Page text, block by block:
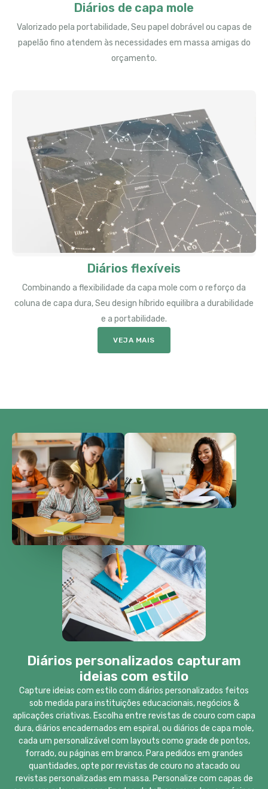
Diários de capa mole
Valorizado pela portabilidade, Seu papel dobrável ou capas de
papelão fino atendem às necessidades em massa amigas do
orçamento.
Diários flexíveis
Combinando a flexibilidade da capa mole com o reforço da
coluna de capa dura, Seu design híbrido equilibra a durabilidade
e a portabilidade.
VEJA MAIS
Diários personalizados capturam
ideias com estilo
Capture ideias com estilo com diários personalizados feitos
sob medida para instituições educacionais, negócios &
aplicações criativas. Escolha entre revistas de couro com capa
dura, diários encadernados em espiral, ou diários de capa mole,
cada um personalizável com layouts como grade de pontos,
forrado, ou páginas em branco. Para pedidos em grandes
quantidades, opte por revistas de couro no atacado ou
revistas personalizadas em massa. Personalize com capas de